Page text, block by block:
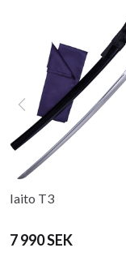
Iaito T3
7 990 SEK